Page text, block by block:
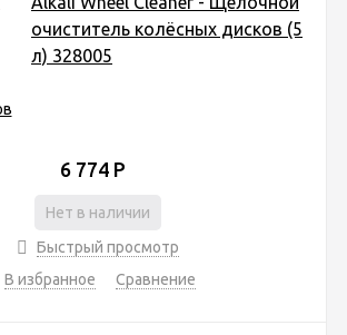
очиститель колёсных дисков (5
л) 328005
6 774 Р
Нет в наличии
Быстрый просмотр
В избранное
Сравнение